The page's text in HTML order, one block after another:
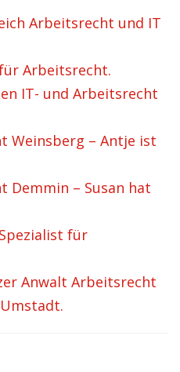
Arbeitsrecht und IT
Arbeitsrecht.
IT- und Arbeitsrecht
Weinsberg – Antje ist
Demmin – Susan hat
für
Anwalt Arbeitsrecht